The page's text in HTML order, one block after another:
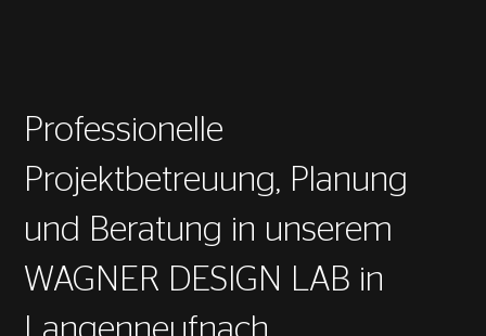
Professionelle
Projektbetreuung, Planung
und Beratung in unserem
WAGNER DESIGN LAB in